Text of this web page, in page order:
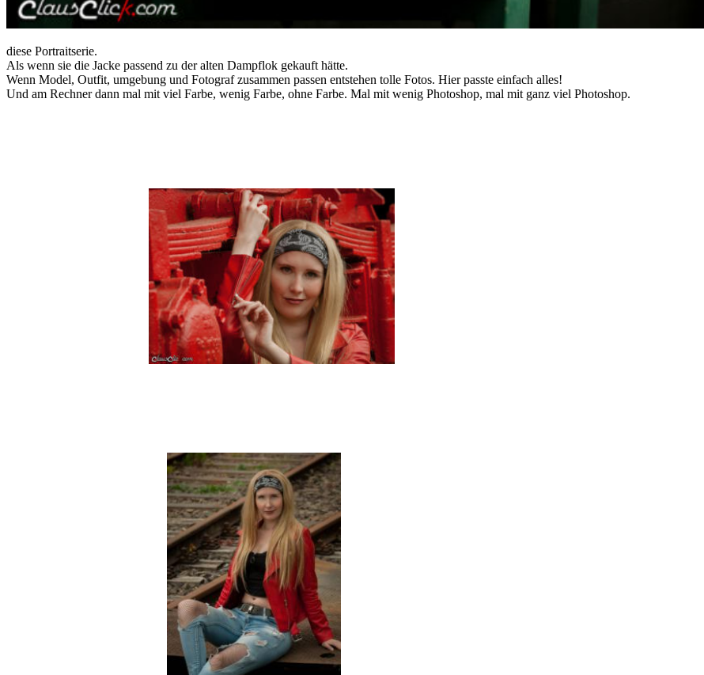
diese Portraitserie.
Als wenn sie die Jacke passend zu der alten Dampflok gekauft hätte.
Wenn Model, Outfit, umgebung und Fotograf zusammen passen entstehen tolle Fotos. Hier passte einfach alles!
Und am Rechner dann mal mit viel Farbe, wenig Farbe, ohne Farbe. Mal mit wenig Photoshop, mal mit ganz viel Photoshop.